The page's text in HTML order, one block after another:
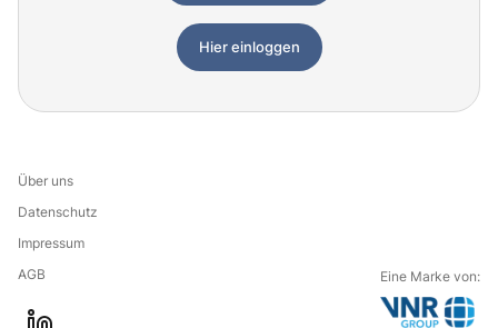
Hier einloggen
Über uns
Datenschutz
Impressum
AGB
Eine Marke von: